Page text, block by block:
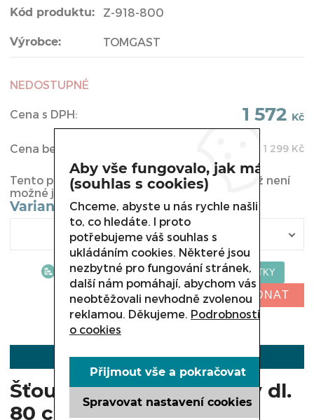
Kód produktu: Z-918-800
Výrobce: TOMGAST
NEDOSTUPNÉ
Cena s DPH: 1 572 Kč
Cena bez DPH: 1 299 Kč
Tento produkt byl vyřazen z naší nabídky a již není
možné jej u nás koupit.
Varianta
NELZE OBJEDNAT
POPIS
Šťouchadlo na brambory dl.
80 cm
Aby vše fungovalo, jak má
(souhlas s cookies)
Chceme, abyste u nás rychle našli
to, co hledáte. I proto
potřebujeme váš souhlas s
ukládáním cookies. Některé jsou
nezbytné pro fungování stránek,
další nám pomáhají, abychom vás
neobtěžovali nevhodně zvolenou
reklamou. Děkujeme. Podrobnosti
o cookies
Spravovat nastavení cookies
Přijmout vše a pokračovat